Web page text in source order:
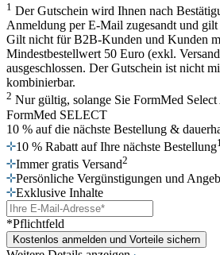
1 Der Gutschein wird Ihnen nach
Anmeldung per E-Mail zugesandt und
Gilt nicht für B2B-Kunden und Kunden
Mindestbestellwert 50 Euro (exkl.
ausgeschlossen. Der Gutschein ist nicht
kombinierbar.
2 Nur gültig, solange Sie FormMed
FormMed SELECT
10 % auf die nächste Bestellung &
10 % Rabatt auf Ihre nächste Bestellung1
Immer gratis Versand2
Persönliche Vergünstigungen und
Exklusive Inhalte
*Pflichtfeld
Kostenlos anmelden und Vorteile sichern